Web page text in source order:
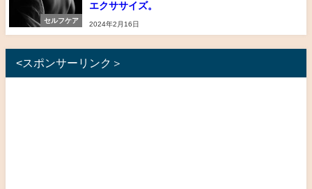
セルフケア
エクササイズ。
2024年2月16日
<スポンサーリンク＞